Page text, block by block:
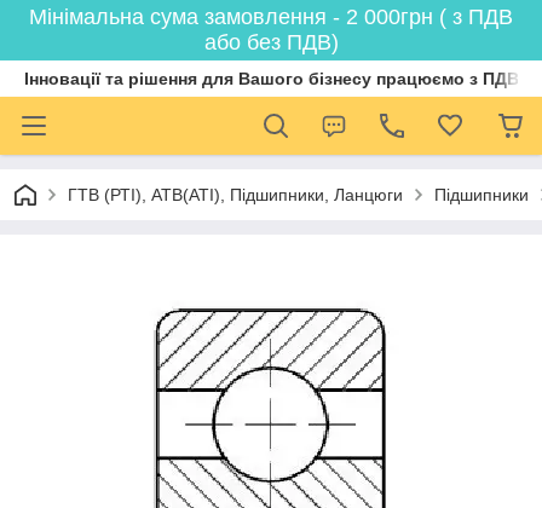
Мінімальна сума замовлення - 2 000грн ( з ПДВ
або без ПДВ)
Інновації та рішення для Вашого бізнесу працюємо з ПДВ
ГТВ (РТI), АТВ(АТI), Пiдшипники, Ланцюги Підшипники